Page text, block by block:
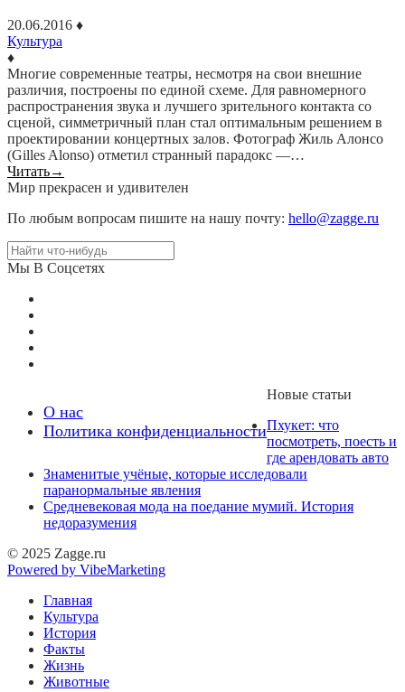
20.06.2016 ♦
Культура
♦
Многие современные театры, несмотря на свои внешние
различия, построены по единой схеме. Для равномерного
распространения звука и лучшего зрительного контакта со
сценой, симметричный план стал оптимальным решением в
проектировании концертных залов. Фотограф Жиль Алонсо
(Gilles Alonso) отметил странный парадокс —…
Читать→
Мир прекрасен и удивителен
По любым вопросам пишите на нашу почту: hello@zagge.ru
Мы В Соцсетях
О нас
Политика конфиденциальности
Новые статьи
Пхукет: что
посмотреть, поесть и
где арендовать авто
Знаменитые учёные, которые исследовали
паранормальные явления
Средневековая мода на поедание мумий. История
недоразумения
© 2025 Zagge.ru
Powered by VibeMarketing
Главная
Культура
История
Факты
Жизнь
Животные